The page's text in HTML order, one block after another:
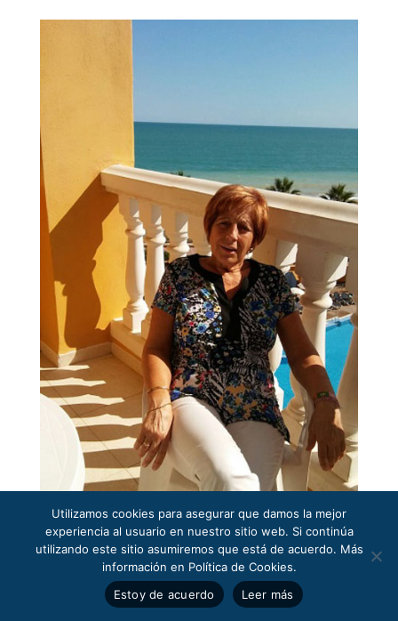
Utilizamos cookies para asegurar que damos la mejor
experiencia al usuario en nuestro sitio web. Si continúa
utilizando este sitio asumiremos que está de acuerdo. Más
información en Política de Cookies.
Estoy de acuerdo
Leer más